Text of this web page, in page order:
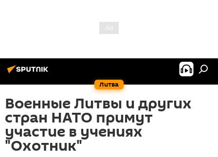
Литва
Военные Литвы и других
стран НАТО примут
участие в учениях
"Охотник"